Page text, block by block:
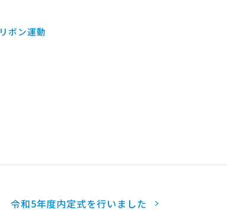
ボン運動
令和5年度内定式を行いました